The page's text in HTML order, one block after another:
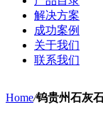
解决方案
成功案例
关于我们
联系我们
Home/钨贵州石灰